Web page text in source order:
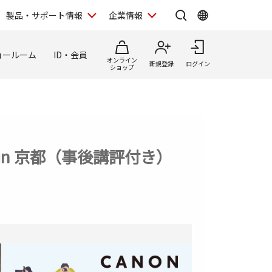
製品・サポート情報 企業情報
ルーム ID・会員
オンライン
ショップ
新規登録 ログイン
京都（事後講評付き）